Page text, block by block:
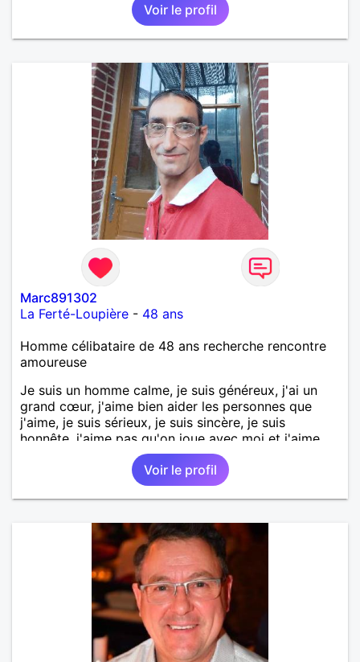
Voir le profil
Marc891302
La Ferté-Loupière - 48 ans
Homme célibataire de 48 ans recherche rencontre
amoureuse
Je suis un homme calme, je suis généreux, j'ai un
grand cœur, j'aime bien aider les personnes que
j'aime, je suis sérieux, je suis sincère, je suis
honnête, j'aime pas qu'on joue avec moi et j'aime
pas les mensonges. Je cherche une relation
amoureuse et sérieuse.Voir le profil